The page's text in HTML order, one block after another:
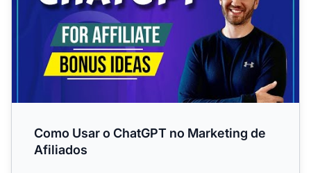
Como Usar o ChatGPT no Marketing de
Afiliados